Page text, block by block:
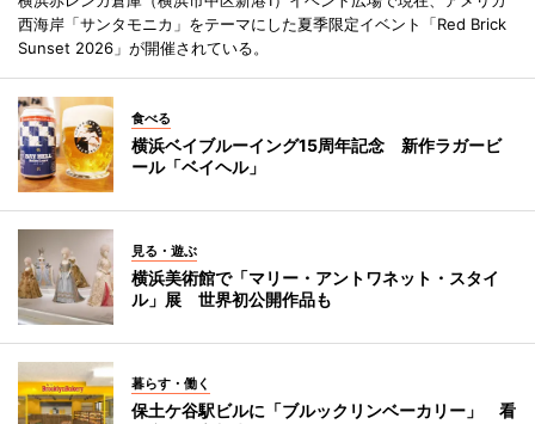
西海岸「サンタモニカ」をテーマにした夏季限定イベント「Red Brick
Sunset 2026」が開催されている。
食べる
横浜ベイブルーイング15周年記念 新作ラガービ
ール「ベイヘル」
見る・遊ぶ
横浜美術館で「マリー・アントワネット・スタイ
ル」展 世界初公開作品も
暮らす・働く
保土ケ谷駅ビルに「ブルックリンベーカリー」 看